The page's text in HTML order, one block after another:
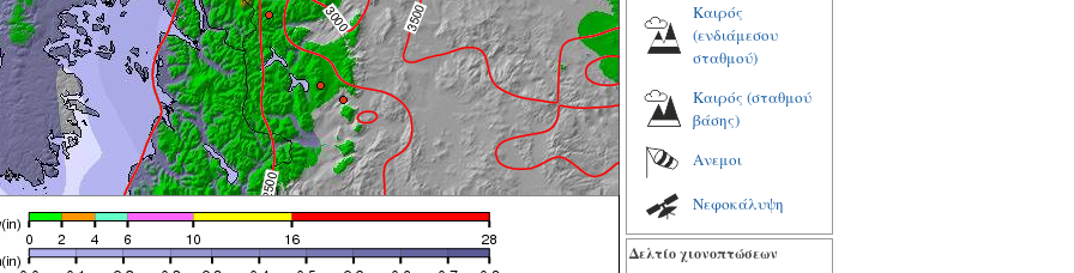
Καιρός
(ενδιάμεσου
σταθμού)
Καιρός (σταθμού
βάσης)
Ανεμοι
Νεφοκάλυψη
Δελτίο χιονοπτώσεων